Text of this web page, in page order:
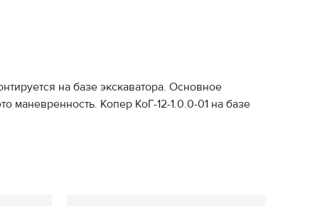
на базе экскаватора. Основное
маневренность. Копер КоГ-12-1.0.0-01 на базе